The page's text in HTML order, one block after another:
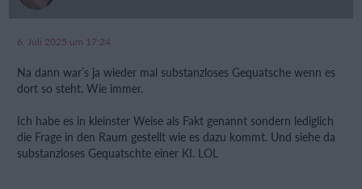
6. Juli 2025 um 17:24
Na dann war’s ja wieder mal substanzloses Gequatsche wenn es
dort so steht. Wie immer.
Ich habe es in kleinster Weise als Fakt genannt sondern lediglich
die Frage in den Raum gestellt wie es dazu kommt. Und siehe da
substanzloses Gequatschte einer KI. LOL